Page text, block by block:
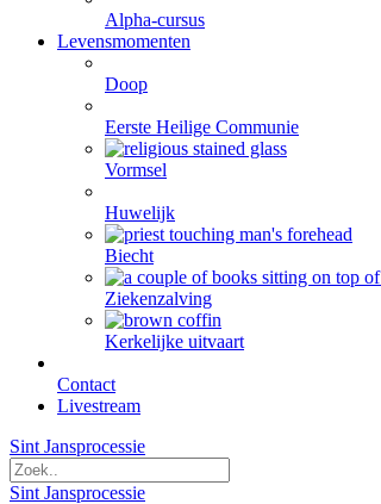
Alpha-cursus
Levensmomenten
Doop
Eerste Heilige Communie
Vormsel
Huwelijk
Biecht
Ziekenzalving
Kerkelijke uitvaart
Contact
Livestream
Sint Jansprocessie
Sint Jansprocessie